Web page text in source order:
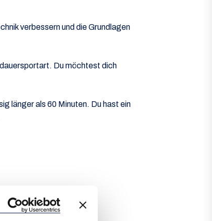
verbessern und die Grundlagen
Du möchtest dich
länger als 60 Minuten. Du hast ein
Andalusien